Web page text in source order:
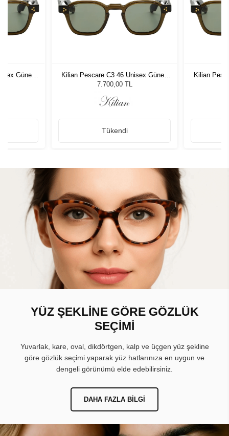
Güneş
Kilian Pescare C3 46 Unisex Güneş
Gözlüğü
7.700,00 TL
Tükendi
Kilian
YÜZ ŞEKLİNE GÖRE GÖZLÜK
SEÇİMİ
Yuvarlak, kare, oval, dikdörtgen, kalp ve üçgen yüz şekline
göre gözlük seçimi yaparak yüz hatlarınıza en uygun ve
dengeli görünümü elde edebilirsiniz.
DAHA FAZLA BILGI